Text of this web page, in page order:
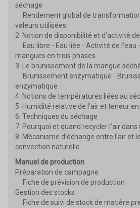
séchage
Rendement global de
valeurs utilisées
2. Notion de disponibilité et d’activité
Eau libre - Eau liée - Activité de l’eau
mangues en trois phases
3. Le brunissement de la mangue
Brunissement enzymatique -
enzymatique
4. Notions de températures liées au
5. Humidité relative de l’air et teneur
6. Techniques du séchage
7. Pourquoi et quand recycler l’air dans
8. Mécanisme d’échange entre l’air et
convection naturelle
Manuel de production
Préparation de campagne
Fiche de prévision de production
Gestion des stocks
Fiche de suivi de stock de matière